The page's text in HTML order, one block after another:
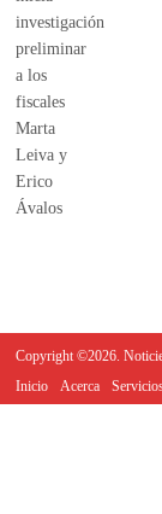
Copyright ©2026.
Inicio
Acerca